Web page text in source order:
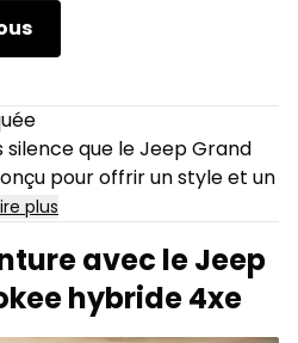
que le Jeep Grand
pour offrir un style et un
plus
avec le Jeep
hybride 4xe